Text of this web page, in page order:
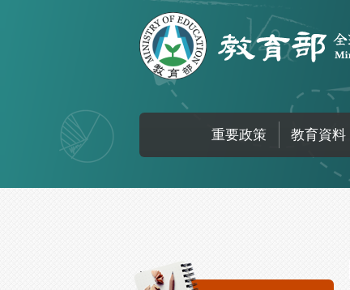
重要政策 教育資料
:::